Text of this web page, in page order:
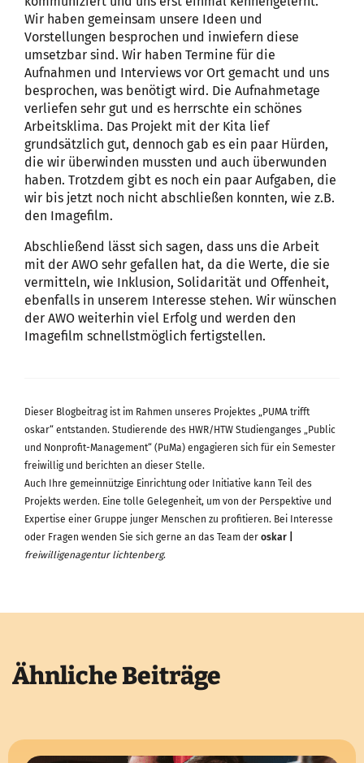
Wir haben gemeinsam unsere Ideen und
Vorstellungen besprochen und inwiefern diese
umsetzbar sind. Wir haben Termine für die
Aufnahmen und Interviews vor Ort gemacht und uns
besprochen, was benötigt wird. Die Aufnahmetage
verliefen sehr gut und es herrschte ein schönes
Arbeitsklima. Das Projekt mit der Kita lief
grundsätzlich gut, dennoch gab es ein paar Hürden,
die wir überwinden mussten und auch überwunden
haben. Trotzdem gibt es noch ein paar Aufgaben, die
wir bis jetzt noch nicht abschließen konnten, wie z.B.
den Imagefilm.
Abschließend lässt sich sagen, dass uns die Arbeit
mit der AWO sehr gefallen hat, da die Werte, die sie
vermitteln, wie Inklusion, Solidarität und Offenheit,
ebenfalls in unserem Interesse stehen. Wir wünschen
der AWO weiterhin viel Erfolg und werden den
Imagefilm schnellstmöglich fertigstellen.
Dieser Blogbeitrag ist im Rahmen unseres Projektes „PUMA trifft
oskar“ entstanden. Studierende des HWR/HTW Studienganges „Public
und Nonprofit-Management“ (PuMa) engagieren sich für ein Semester
freiwillig und berichten an dieser Stelle.
Auch Ihre gemeinnützige Einrichtung oder Initiative kann Teil des
Projekts werden. Eine tolle Gelegenheit, um von der Perspektive und
Expertise einer Gruppe junger Menschen zu profitieren. Bei Interesse
oder Fragen wenden Sie sich gerne an das Team der oskar |
freiwilligenagentur lichtenberg.
Ähnliche Beiträge